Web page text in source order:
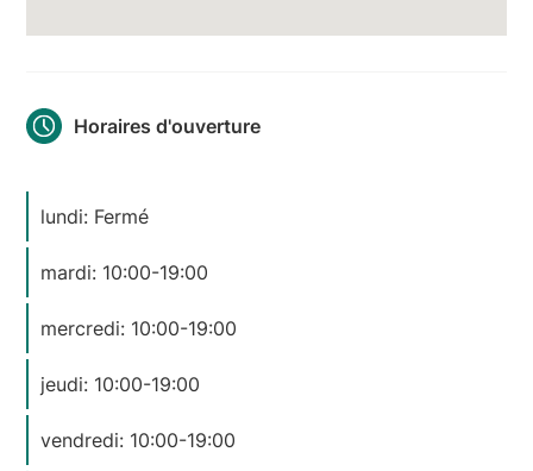
Horaires d'ouverture
lundi: Fermé
mardi: 10:00-19:00
mercredi: 10:00-19:00
jeudi: 10:00-19:00
vendredi: 10:00-19:00